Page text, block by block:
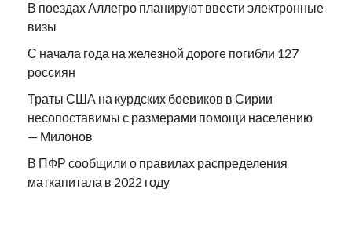
В поездах Аллегро планируют ввести электронные
визы
С начала года на железной дороге погибли 127
россиян
Траты США на курдских боевиков в Сирии
несопоставимы с размерами помощи населению
— Милонов
В ПФР сообщили о правилах распределения
маткапитала в 2022 году